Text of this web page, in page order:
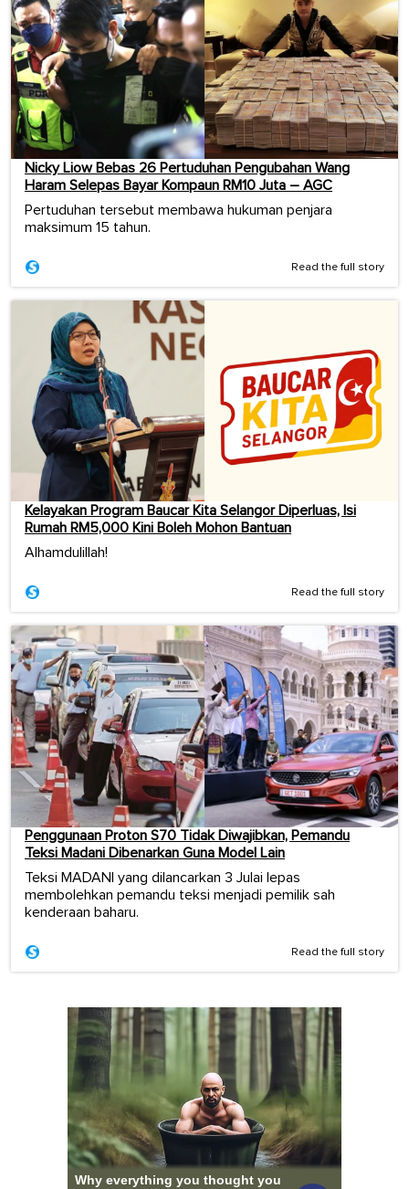
Nicky Liow Bebas 26 Pertuduhan Pengubahan Wang
Haram Selepas Bayar Kompaun RM10 Juta – AGC
Pertuduhan tersebut membawa hukuman penjara
maksimum 15 tahun.
Read the full story
Kelayakan Program Baucar Kita Selangor Diperluas, Isi
Rumah RM5,000 Kini Boleh Mohon Bantuan
Alhamdulillah!
Read the full story
Penggunaan Proton S70 Tidak Diwajibkan, Pemandu
Teksi Madani Dibenarkan Guna Model Lain
Teksi MADANI yang dilancarkan 3 Julai lepas
membolehkan pemandu teksi menjadi pemilik sah
kenderaan baharu.
Read the full story